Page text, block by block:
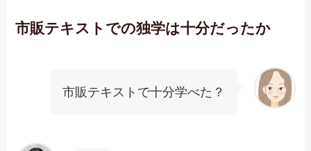
市販テキストでの独学は十分だったか
市販テキストで十分学べた？